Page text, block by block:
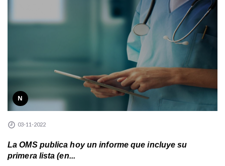
N
03-11-2022
La OMS publica hoy un informe que incluye su
primera lista (en...